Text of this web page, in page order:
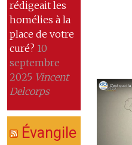
rédigeait les
homélies à la
place de votre
curé? 10
septembre
2025 Vincent
Delcorps
Évangile